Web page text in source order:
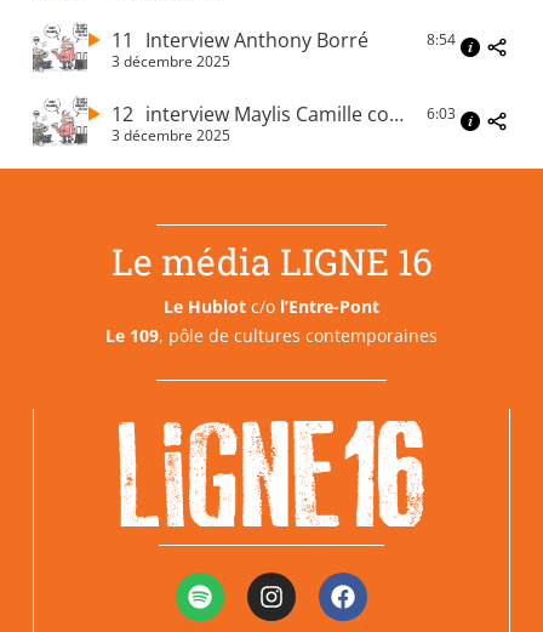
11 Interview Anthony Borré
3 décembre 2025
8:54
12 interview Maylis Camille coordinatrice logement à l’association Isatis
3 décembre 2025
6:03
Le média LIGNE 16
Le Hublot c/o l’Entre-Pont
Le 109, pôle de cultures contemporaines